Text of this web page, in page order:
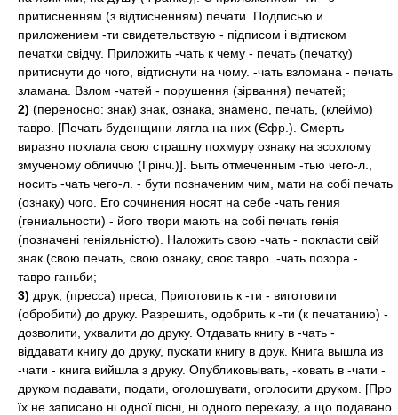
притисненням (з відтисненням) печати. Подписью и
приложением -ти свидетельствую - підписом і відтиском
печатки свідчу. Приложить -чать к чему - печать (печатку)
притиснути до чого, відтиснути на чому. -чать взломана - печать
зламана. Взлом -чатей - порушення (зірвання) печатей;
2) (переносно: знак) знак, ознака, знамено, печать, (клеймо)
тавро. [Печать буденщини лягла на них (Єфр.). Смерть
виразно поклала свою страшну похмуру ознаку на зсохлому
змученому обличчю (Грінч.)]. Быть отмеченным -тью чего-л.,
носить -чать чего-л. - бути позначеним чим, мати на собі печать
(ознаку) чого. Его сочинения носят на себе -чать гения
(гениальности) - його твори мають на собі печать генія
(позначені геніяльністю). Наложить свою -чать - покласти свій
знак (свою печать, свою ознаку, своє тавро. -чать позора -
тавро ганьби;
3) друк, (пресса) преса, Приготовить к -ти - виготовити
(обробити) до друку. Разрешить, одобрить к -ти (к печатанию) -
дозволити, ухвалити до друку. Отдавать книгу в -чать -
віддавати книгу до друку, пускати книгу в друк. Книга вышла из
-чати - книга вийшла з друку. Опубликовывать, -ковать в -чати -
друком подавати, подати, оголошувати, оголосити друком. [Про
їх не записано ні одної пісні, ні одного переказу, а що подавано